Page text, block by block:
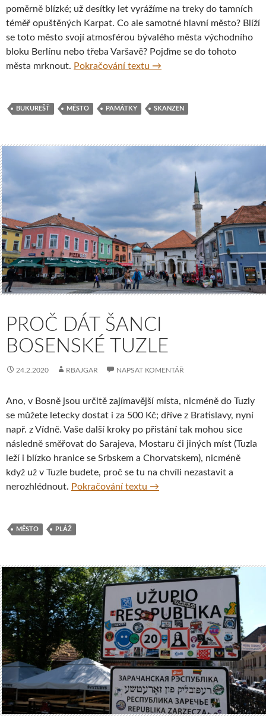
poměrně blízké; už desítky let vyrážíme na treky do tamních
téměř opuštěných Karpat. Co ale samotné hlavní město? Blíží
se toto město svojí atmosférou bývalého města východního
bloku Berlínu nebo třeba Varšavě? Pojďme se do tohoto
města mrknout. Pokračování textu Víkend v Bukurešti
→
BUKUREŠŤ MĚSTO PAMÁTKY SKANZEN
PROČ DÁT ŠANCI
BOSENSKÉ TUZLE
24.2.2020 RBAJGAR NAPSAT KOMENTÁŘ
Ano, v Bosně jsou určitě zajímavější místa, nicméně do Tuzly
se můžete letecky dostat i za 500 Kč; dříve z Bratislavy, nyní
např. z Vídně. Vaše další kroky po přistání tak mohou sice
následně směřovat do Sarajeva, Mostaru či jiných míst (Tuzla
leží i blízko hranice se Srbskem a Chorvatskem), nicméně
když už v Tuzle budete, proč se tu na chvíli nezastavit a
nerozhlédnout. Pokračování textu Proč dát šanci bosenské
→
MĚSTO PLÁŽ